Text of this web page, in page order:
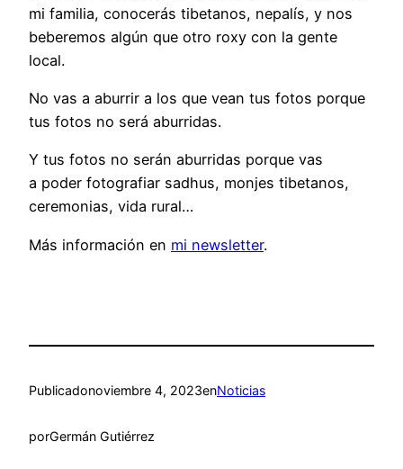
mi familia, conocerás tibetanos, nepalís, y nos
beberemos algún que otro roxy con la gente
local.
No vas a aburrir a los que vean tus fotos porque
tus fotos no será aburridas.
Y tus fotos no serán aburridas porque vas
a poder fotografiar sadhus, monjes tibetanos,
ceremonias, vida rural…
Más información en mi newsletter.
Publicadonoviembre 4, 2023enNoticias
porGermán Gutiérrez